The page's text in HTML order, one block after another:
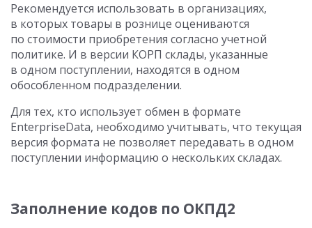
Рекомендуется использовать в организациях,
в которых товары в рознице оцениваются
по стоимости приобретения согласно учетной
политике. И в версии КОРП склады, указанные
в одном поступлении, находятся в одном
обособленном подразделении.
Для тех, кто использует обмен в формате
EnterpriseData, необходимо учитывать, что текущая
версия формата не позволяет передавать в одном
поступлении информацию о нескольких складах.
Заполнение кодов по ОКПД2